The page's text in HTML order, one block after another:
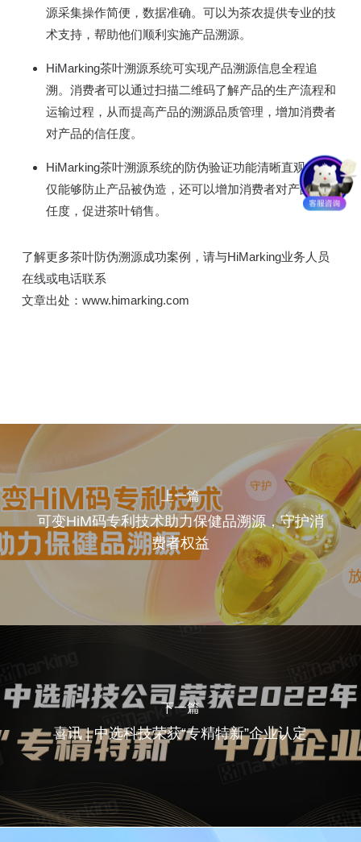
源采集操作简便，数据准确。可以为茶农提供专业的技
术支持，帮助他们顺利实施产品溯源。
HiMarking茶叶溯源系统可实现产品溯源信息全程追
溯。消费者可以通过扫描二维码了解产品的生产流程和
运输过程，从而提高产品的溯源品质管理，增加消费者
对产品的信任度。
HiMarking茶叶溯源系统的防伪验证功能清晰直观。不
仅能够防止产品被伪造，还可以增加消费者对产品的信
任度，促进茶叶销售。
了解更多茶叶防伪溯源成功案例，请与HiMarking业务人员
在线或电话联系
文章出处：www.himarking.com
上一篇
可变HiM码专利技术助力保健品溯源，守护消
费者权益
下一篇
喜讯 | 中选科技荣获“专精特新”企业认定